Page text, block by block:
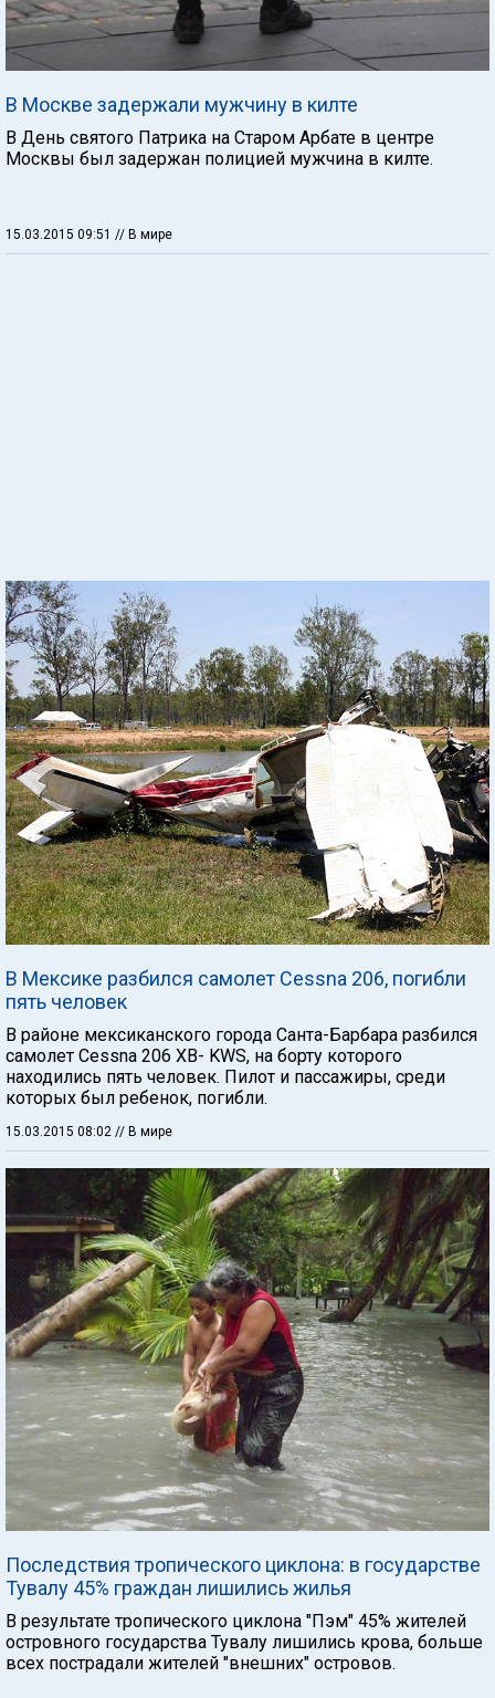
В Москве задержали мужчину в килте
В День святого Патрика на Старом Арбате в центре
Москвы был задержан полицией мужчина в килте.
15.03.2015 09:51 // В мире
В Мексике разбился самолет Cessna 206, погибли
пять человек
В районе мексиканского города Санта-Барбара разбился
самолет Cessna 206 XB- KWS, на борту которого
находились пять человек. Пилот и пассажиры, среди
которых был ребенок, погибли.
15.03.2015 08:02 // В мире
Последствия тропического циклона: в государстве
Тувалу 45% граждан лишились жилья
В результате тропического циклона "Пэм" 45% жителей
островного государства Тувалу лишились крова, больше
всех пострадали жителей "внешних" островов.